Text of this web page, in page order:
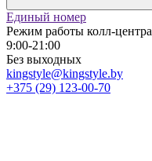
Единый номер
Режим работы колл-центра
9:00-21:00
Без выходных
kingstyle@kingstyle.by
+375 (29) 123-00-70